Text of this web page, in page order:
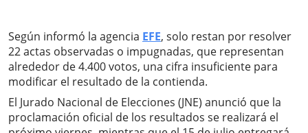
Según informó la agencia EFE, solo restan por resolver
22 actas observadas o impugnadas, que representan
alrededor de 4.400 votos, una cifra insuficiente para
modificar el resultado de la contienda.
El Jurado Nacional de Elecciones (JNE) anunció que la
proclamación oficial de los resultados se realizará el